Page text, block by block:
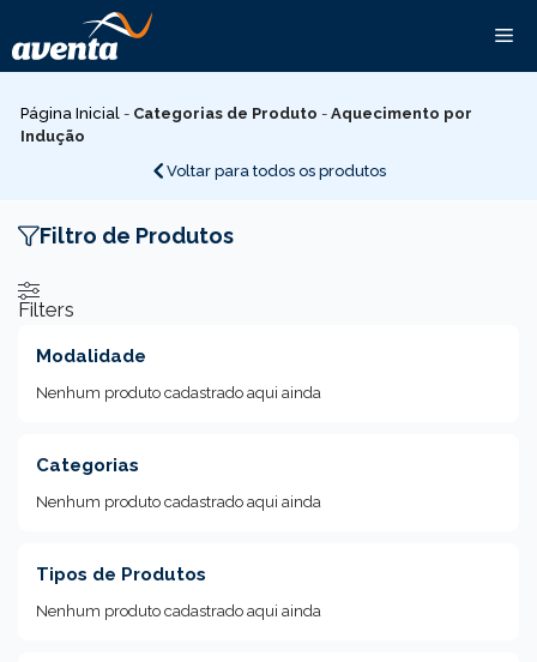
para
o
conteúdo
Página Inicial - Categorias de Produto - Aquecimento por
Indução
Voltar para todos os produtos
Filtro de Produtos
Filters
Modalidade
Nenhum produto cadastrado aqui ainda
Categorias
Nenhum produto cadastrado aqui ainda
Tipos de Produtos
Nenhum produto cadastrado aqui ainda